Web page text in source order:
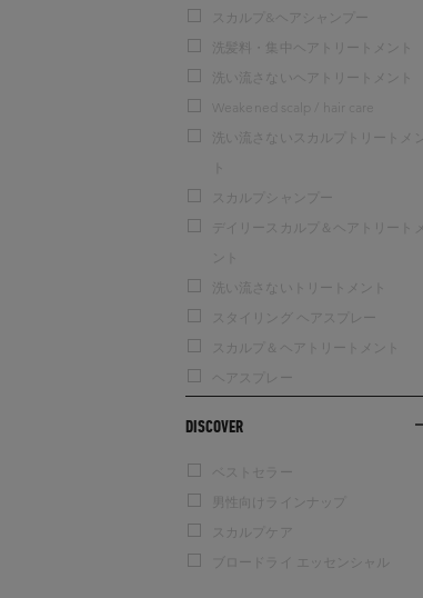
スカルプ&ヘアシャンプー
洗髪料・集中ヘアトリートメント
洗い流さないヘアトリートメント
Weakened scalp / hair care
洗い流さないスカルプトリートメン
スカルプシャンプー
デイリースカルプ＆ヘアトリートメ
洗い流さないトリートメント
スタイリング ヘアスプレー
スカルプ＆ヘアトリートメント
ヘアスプレー
DISCOVER
ベストセラー
男性向けラインナップ
スカルプケア
ブロードライ エッセンシャル